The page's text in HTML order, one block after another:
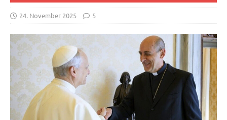
24. November 2025 5